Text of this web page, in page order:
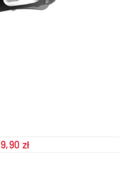
9,90 zł